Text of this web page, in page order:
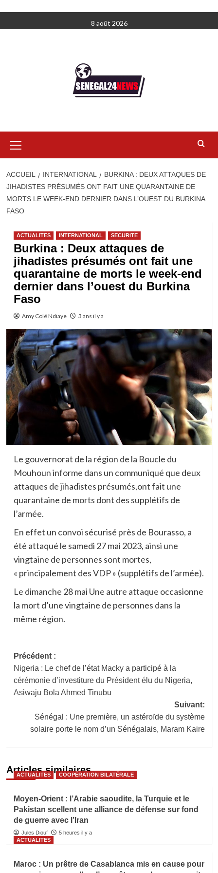
au
8 août 2026
principal
ACCUEIL INTERNATIONAL
BURKINA : DEUX ATTAQUES DE
JIHADISTES PRÉSUMÉS ONT FAIT UNE QUARANTAINE DE
MORTS LE WEEK-END DERNIER DANS L’OUEST DU BURKINA
FASO
ACTUALITES INTERNATIONAL SECURITE
Burkina : Deux attaques de
jihadistes présumés ont fait une
quarantaine de morts le week-end
dernier dans l’ouest du Burkina
Faso
Amy Colé Ndiaye 3 ans il y a
Le gouvernorat de la région de la Boucle du
Mouhoun informe dans un communiqué que deux
attaques de jihadistes présumés,ont fait une
quarantaine de morts dont des supplétifs de
l’armée.
En effet un convoi sécurisé près de Bourasso, a
été attaqué le samedi 27 mai 2023, ainsi une
vingtaine de personnes sont mortes,
« principalement des VDP » (supplétifs de l’armée).
Le dimanche 28 mai Une autre attaque occasionne
la mort d’une vingtaine de personnes dans la
même région.
Navigation
d’article
Précédent :
Nigeria : Le chef de l’état Macky a participé à la
cérémonie d’investiture du Président élu du Nigeria,
Asiwaju Bola Ahmed Tinubu
Suivant:
Sénégal : Une première, un astéroïde du système
solaire porte le nom d’un Sénégalais, Maram Kaire
Articles similaires
ACTUALITES COOPÉRATION BILATÉRALE
Moyen-Orient : l’Arabie saoudite, la Turquie et le
Pakistan scellent une alliance de défense sur fond
de guerre avec l’Iran
Jules Diouf
5 heures il y a
ACTUALITES
Maroc : Un prêtre de Casablanca mis en cause pour